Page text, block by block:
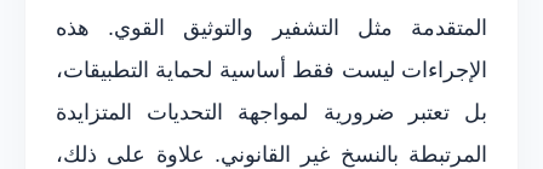
المتقدمة مثل التشفير والتوثيق القوي. هذه
الإجراءات ليست فقط أساسية لحماية التطبيقات،
بل تعتبر ضرورية لمواجهة التحديات المتزايدة
المرتبطة بالنسخ غير القانوني. علاوة على ذلك،